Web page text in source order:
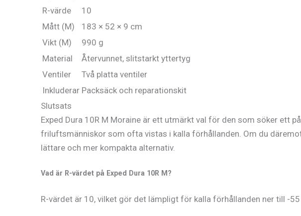
R-värde
10
Mått (M)
183 × 52 × 9 cm
Vikt (M)
990 g
Material
Återvunnet, slitstarkt yttertyg
Ventiler
Två platta ventiler
Inkluderar Packsäck och reparationskit
Slutsats
Exped Dura 10R M Moraine är ett utmärkt val för den som söker ett
friluftsmänniskor som ofta vistas i kalla förhållanden. Om du
lättare och mer kompakta alternativ.
Vad är R-värdet på Exped Dura 10R M?
R-värdet är 10, vilket gör det lämpligt för kalla förhållanden ner till -55